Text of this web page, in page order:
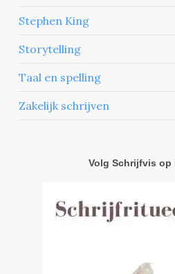
Stephen King
Storytelling
Taal en spelling
Zakelijk schrijven
Volg Schrijfvis op